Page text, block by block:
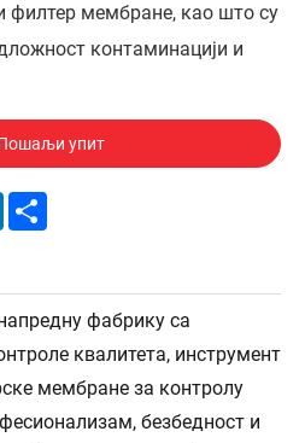
филтер мембране, као што су
контаминацији и
упит
LinkedIn
фабрику са
квалитета, инструмент
мембране за контролу
безбедност и